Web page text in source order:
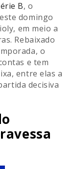
B, o
domingo
em meio a
Rebaixado
o
e tem
entre elas a
decisiva